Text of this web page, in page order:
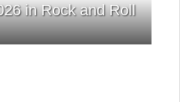
in Rock and Roll